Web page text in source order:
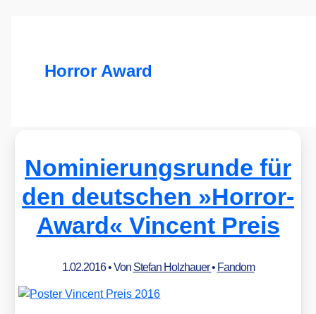
Horror Award
Nominierungsrunde für
den deutschen »Horror-
Award« Vincent Preis
1.02.2016• Von Stefan Holzhauer• Fandom